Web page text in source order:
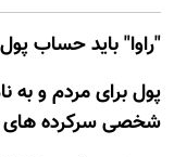
"راوا" بايد حساب
پول برای مردم و به
شخصی سرکرده های